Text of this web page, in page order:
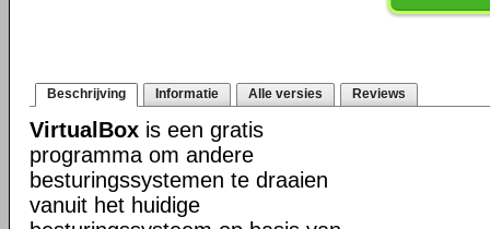
Beschrijving Informatie Alle versies Reviews
VirtualBox is een gratis
programma om andere
besturingssystemen te draaien
vanuit het huidige